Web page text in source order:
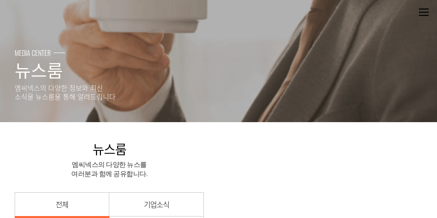
MEDIA CENTER
뉴스룸
엠씨넥스의 다양한 정보와 최신
소식을 뉴스룸을 통해 알려드립니다
뉴스룸
엠씨넥스의 다양한 뉴스를
여러분과 함께 공유합니다.
전체 기업소식